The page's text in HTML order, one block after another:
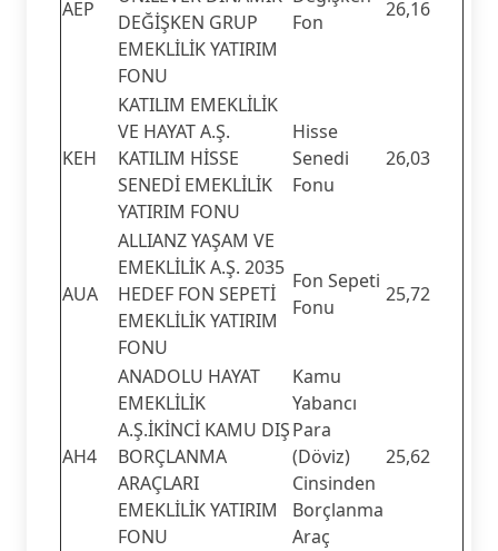
AEP
DEĞİŞKEN GRUP
EMEKLİLİK YATIRIM
FONU
Fon
26,16
KEH
KATILIM EMEKLİLİK
VE HAYAT A.Ş.
KATILIM HİSSE
SENEDİ EMEKLİLİK
YATIRIM FONU
Hisse
Senedi
Fonu
26,03
AUA
ALLIANZ YAŞAM VE
EMEKLİLİK A.Ş. 2035
HEDEF FON SEPETİ
EMEKLİLİK YATIRIM
FONU
Fon Sepeti
Fonu
25,72
AH4
ANADOLU HAYAT
EMEKLİLİK
A.Ş.İKİNCİ KAMU DIŞ
BORÇLANMA
ARAÇLARI
EMEKLİLİK YATIRIM
FONU
Kamu
Yabancı
Para
(Döviz)
Cinsinden
Borçlanma
Araç
25,62